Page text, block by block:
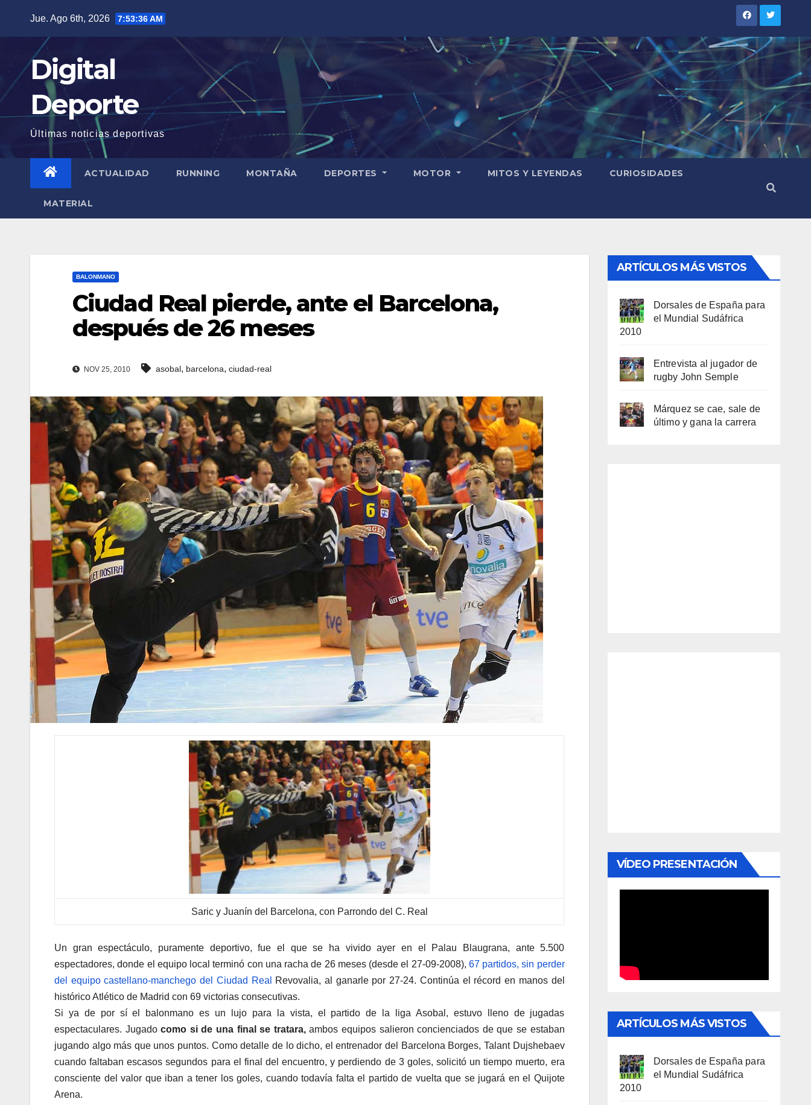
contenido
Jue. Ago 6th, 2026 7:53:37 AM
Digital
Deporte
Últimas noticias deportivas
ACTUALIDAD RUNNING MONTAÑA DEPORTES MOTOR MITOS Y LEYENDAS CURIOSIDADES
MATERIAL
BALONMANO
Ciudad Real pierde, ante el Barcelona,
después de 26 meses
NOV 25, 2010 asobal, barcelona, ciudad-real
Saric y Juanín del Barcelona, con Parrondo del C. Real
Un gran espectáculo, puramente deportivo, fue el que se ha vivido ayer en el Palau Blaugrana, ante 5.500
espectadores, donde el equipo local terminó con una racha de 26 meses (desde el 27-09-2008), 67 partidos, sin perder
del equipo castellano-manchego del Ciudad Real
Revovalia, al ganarle por 27-24. Continúa el récord en manos del
histórico Atlético de Madrid con 69 victorias consecutivas.
Si ya de por sí el balonmano es un lujo para la vista, el partido de la liga Asobal, estuvo lleno de jugadas
espectaculares. Jugadocomo si de una final se tratara,ambos equipos salieron concienciados de que se estaban
jugando algo más que unos puntos. Como detalle de lo dicho, el entrenador del Barcelona Borges, Talant Dujshebaev
cuando faltaban escasos segundos para el final del encuentro, y perdiendo de 3 goles, solicitó un tiempo muerto, era
consciente del valor que iban a tener los goles, cuando todavía falta el partido de vuelta que se jugará en el Quijote
Arena.
ARTÍCULOS MÁS VISTOS
Dorsales de España para
el Mundial Sudáfrica
2010
Entrevista al jugador de
rugby John Semple
Márquez se cae, sale de
último y gana la carrera
VÍDEO PRESENTACIÓN
ARTÍCULOS MÁS VISTOS
Dorsales de España para
el Mundial Sudáfrica
2010